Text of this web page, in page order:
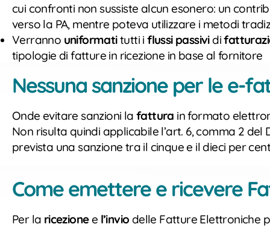
cui confronti non sussiste alcun esonero: un
verso la PA, mentre poteva utilizzare i metodi
Verranno uniformatitutti iflussi passivi di
tipologie di fatture in ricezione in base al fornitore
Nessuna sanzione per le e-
Onde evitare sanzioni la fattura in formato
Non risulta quindi applicabile l’art. 6, comma 2
prevista una sanzione tra il cinque e il dieci per
Come emettere e ricevere
Per la ricezione e l’invio delle Fatture Elettroniche